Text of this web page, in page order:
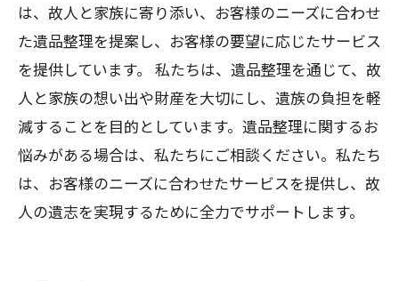
は、故人と家族に寄り添い、お客様のニーズに合わせ
た遺品整理を提案し、お客様の要望に応じたサービス
を提供しています。 私たちは、遺品整理を通じて、故
人と家族の想い出や財産を大切にし、遺族の負担を軽
減することを目的としています。遺品整理に関するお
悩みがある場合は、私たちにご相談ください。私たち
は、お客様のニーズに合わせたサービスを提供し、故
人の遺志を実現するために全力でサポートします。